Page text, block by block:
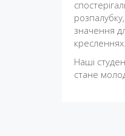
значення
кресленнях.
Наші
стане